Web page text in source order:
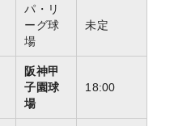
パ・リ
ーグ球
場
未定
阪神甲
子園球
場
18:00